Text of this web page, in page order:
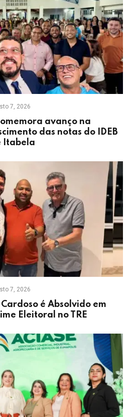
7, 2026
avanço na
das notas do IDEB
Itabela
7, 2026
é Absolvido em
Eleitoral no TRE